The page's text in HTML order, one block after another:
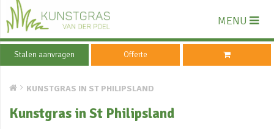
MENU
Stalen aanvragen Offerte
KUNSTGRAS IN ST PHILIPSLAND
Kunstgras in St Philipsland